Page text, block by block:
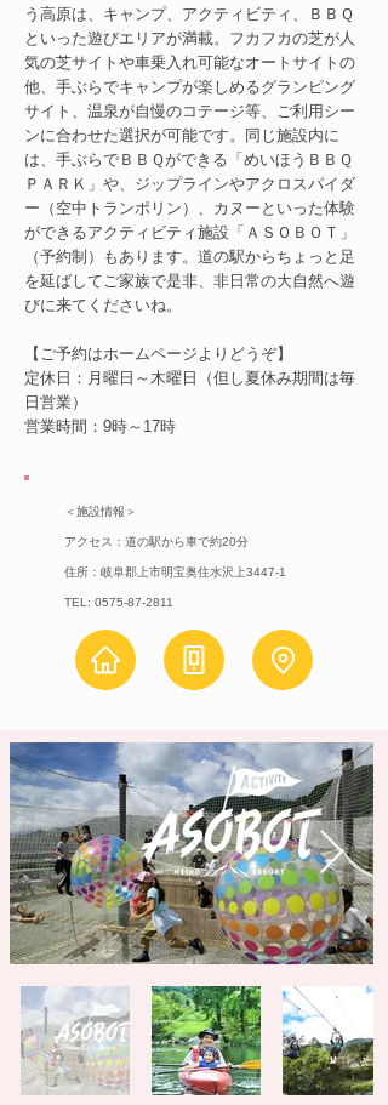
う高原は、キャンプ、アクティビティ、ＢＢＱ
といった遊びエリアが満載。フカフカの芝が人
気の芝サイトや車乗入れ可能なオートサイトの
他、手ぶらでキャンプが楽しめるグランピング
サイト、温泉が自慢のコテージ等、ご利用シー
ンに合わせた選択が可能です。同じ施設内に
は、手ぶらでＢＢＱができる「めいほうＢＢＱ
ＰＡＲＫ」や、ジップラインやアクロスパイダ
ー（空中トランポリン）、カヌーといった体験
ができるアクティビティ施設「ＡＳＯＢＯＴ」
（予約制）もあります。道の駅からちょっと足
を延ばしてご家族で是非、非日常の大自然へ遊
びに来てくださいね。
​【ご予約はホームページよりどうぞ】
定休日：月曜日～木曜日（但し夏休み期間は毎
日営業）
営業時間：9時～17時
＜施設情報＞
アクセス：道の駅から車で約20分
住所：岐阜郡上市明宝奥住水沢上3447-1
TEL: 0575-87-2811